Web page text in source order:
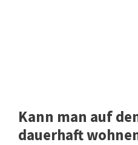
Kann man auf
dauerhaft